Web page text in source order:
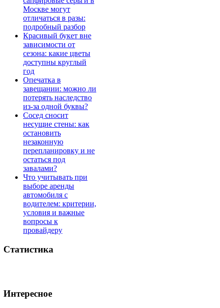
Москве могут
отличаться в разы:
подробный разбор
Красивый букет вне
зависимости от
сезона: какие цветы
доступны круглый
год
Опечатка в
завещании: можно ли
потерять наследство
из-за одной буквы?
Сосед сносит
несущие стены: как
остановить
незаконную
перепланировку и не
остаться под
завалами?
Что учитывать при
выборе аренды
автомобиля с
водителем: критерии,
условия и важные
вопросы к
провайдеру
Статистика
Интересное